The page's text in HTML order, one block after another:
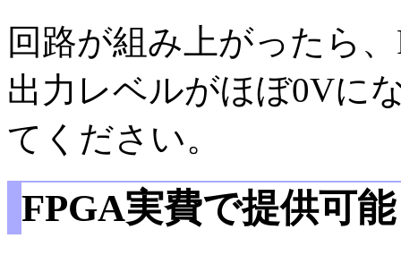
回路が組み上がったら
出力レベルがほぼ0Vに
てください。
FPGA実費で提供可能